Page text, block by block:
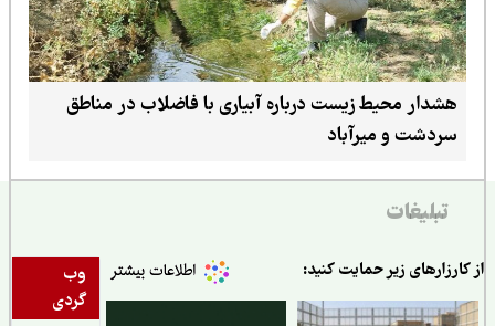
هشدار محیط زیست درباره آبیاری با فاضلاب در مناطق
سردشت و میرآباد
تبلیغات
وب
گردی
زیر حمایت کنید: